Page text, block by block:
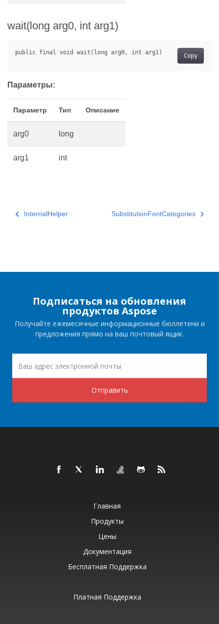
wait(long arg0, int arg1)
Copy
Параметры:
Параметр Тип Описание
arg0 long
arg1 int
InternalHelper SubstitutionFontCategories
Подписаться на обновления
продуктов Aspose
Получайте ежемесячные информационные бюллетени и
предложения прямо на ваш почтовый ящик.
Отправить
Главная
Продукты
Цены
Документация
Бесплатная Поддержка
Платная Поддержка